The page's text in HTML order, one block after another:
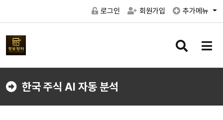
로그인 회원가입 추가메뉴
검
버
메
버
한국 주식 AI 자동 분석